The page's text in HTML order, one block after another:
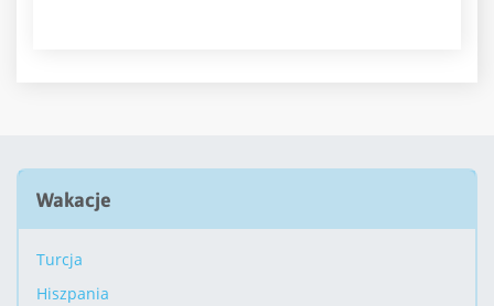
Wakacje
Turcja
Hiszpania